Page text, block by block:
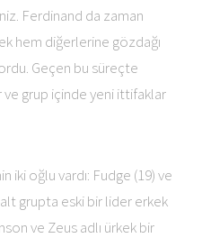
Ferdinand da zaman
hem diğerlerine gözdağı
Geçen bu süreçte
grup içinde yeni ittifaklar
iki oğlu vardı: Fudge (19) ve
grupta eski bir lider erkek
ve Zeus adlı ürkek bir